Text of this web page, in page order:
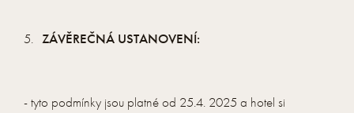
ZÁVĚREČNÁ USTANOVENÍ:
- tyto podmínky jsou platné od 25.4. 2025 a hotel si